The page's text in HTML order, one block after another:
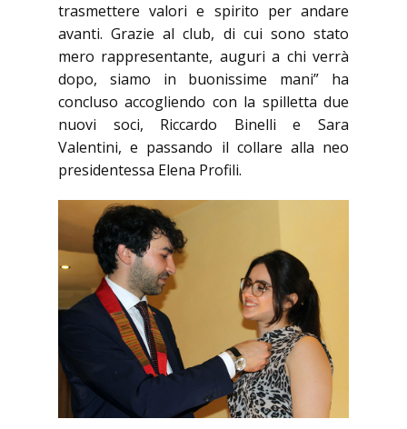
trasmettere valori e spirito per andare
avanti. Grazie al club, di cui sono stato
mero rappresentante, auguri a chi verrà
dopo, siamo in buonissime mani” ha
concluso accogliendo con la spilletta due
nuovi soci, Riccardo Binelli e Sara
Valentini, e passando il collare alla neo
presidentessa Elena Profili.